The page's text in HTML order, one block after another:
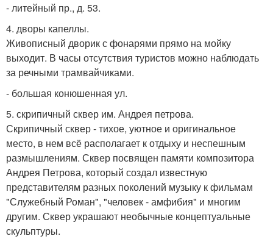
- литейный пр., д. 53.
4. дворы капеллы.
Живописный дворик с фонарями прямо на мойку
выходит. В часы отсутствия туристов можно наблюдать
за речными трамвайчиками.
- большая конюшенная ул.
5. скрипичный сквер им. Андрея петрова.
Скрипичный сквер - тихое, уютное и оригинальное
место, в нем всё располагает к отдыху и неспешным
размышлениям. Сквер посвящен памяти композитора
Андрея Петрова, который создал известную
представителям разных поколений музыку к фильмам
"Служебный Роман", "человек - амфибия" и многим
другим. Сквер украшают необычные концептуальные
скульптуры.